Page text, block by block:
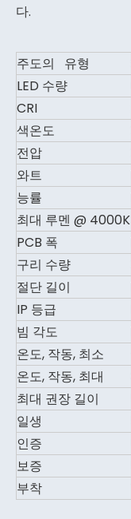
다.
주도의 유형
LED 수량
CRI
색온도
전압
와트
능률
최대 루멘 @ 4000K
PCB 폭
구리 수량
절단 길이
IP 등급
빔 각도
온도, 작동, 최소
온도, 작동, 최대
최대 권장 길이
일생
인증
보증
부착